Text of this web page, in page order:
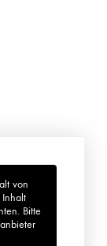
von
Bitte